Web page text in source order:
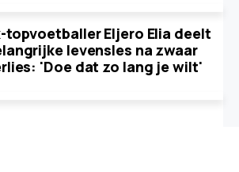
topvoetballer Eljero Elia deelt
levensles na zwaar
'Doe dat zo lang je wilt'